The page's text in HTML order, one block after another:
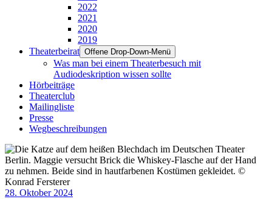
2022
2021
2020
2019
Theaterbeirat Offene Drop-Down-Menü
Was man bei einem Theaterbesuch mit
Audiodeskription wissen sollte
Hörbeiträge
Theaterclub
Mailingliste
Presse
Wegbeschreibungen
28. Oktober 2024